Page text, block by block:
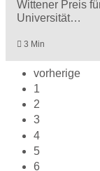
Wittener Preis
Universität…
3 Min
vorherige
1
2
3
4
5
6